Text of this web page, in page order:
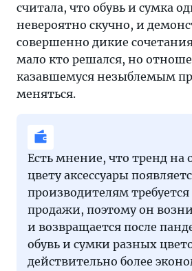
считала, что обувь и сумка
невероятно скучно, и
совершенно дикие
мало кто решался, но
казавшемуся незыблемым
меняться.
Есть мнение, что тренд на
цвету аксессуары
производителям
продажи, поэтому он
и возвращается после
обувь и сумки разных
действительно более